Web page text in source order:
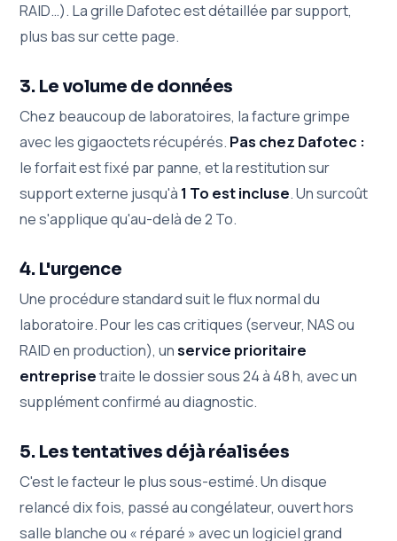
RAID…). La grille Dafotec est détaillée par support,
plus bas sur cette page.
3. Le volume de données
Chez beaucoup de laboratoires, la facture grimpe
avec les gigaoctets récupérés. Pas chez Dafotec :
le forfait est fixé par panne, et la restitution sur
support externe jusqu'à 1 To est incluse. Un surcoût
ne s'applique qu'au-delà de 2 To.
4. L'urgence
Une procédure standard suit le flux normal du
laboratoire. Pour les cas critiques (serveur, NAS ou
RAID en production), unservice prioritaire
entreprisetraite le dossier sous 24 à 48 h, avec un
supplément confirmé au diagnostic.
5. Les tentatives déjà réalisées
C'est le facteur le plus sous-estimé. Un disque
relancé dix fois, passé au congélateur, ouvert hors
salle blanche ou « réparé » avec un logiciel grand